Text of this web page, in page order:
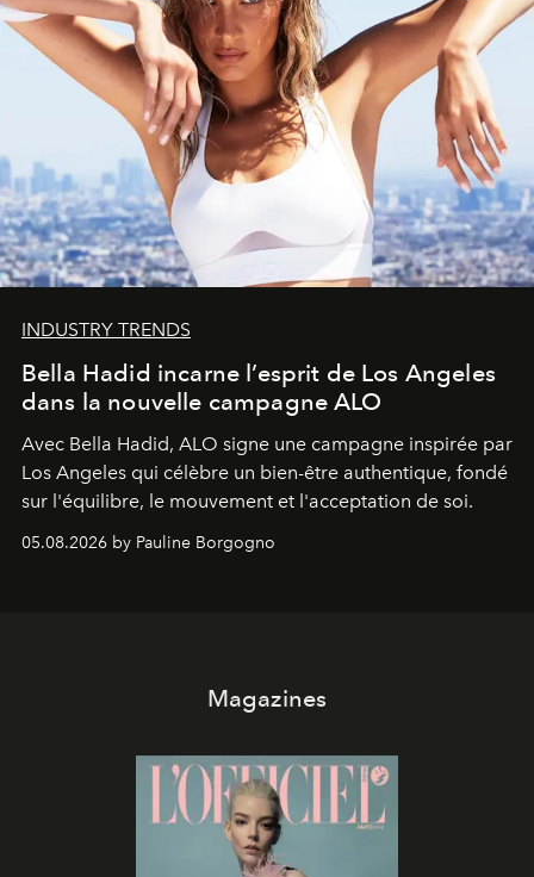
INDUSTRY TRENDS
Bella Hadid incarne l’esprit de Los Angeles
dans la nouvelle campagne ALO
Avec Bella Hadid, ALO signe une campagne inspirée par
Los Angeles qui célèbre un bien-être authentique, fondé
sur l'équilibre, le mouvement et l'acceptation de soi.
05.08.2026 by Pauline Borgogno
Magazines